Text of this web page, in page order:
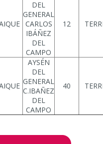
DEL
GENERAL
CARLOS
IBÁÑEZ
DEL
CAMPO
12
AYSÉN
DEL
GENERAL
C.IBAÑEZ
DEL
CAMPO
40